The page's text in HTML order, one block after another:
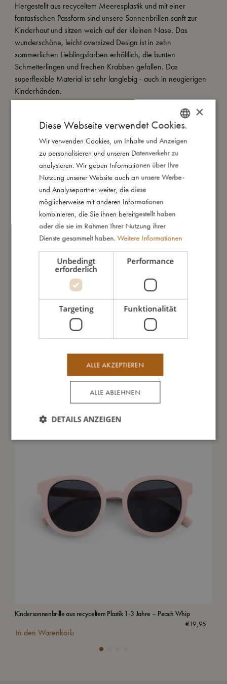
Hergestellt aus recyceltem Meeresplastik und mit einer
fantastischen Passform sind unsere Sonnenbrillen sanft zur
Kinderhaut und sitzen weich auf der kleinen Nase. Das
wunderschöne, leicht oversized Design ist in zehn
sommerlichen Lieblingsfarben erhältlich, die bunten
Schmetterlingen und frechen Krabben gefallen. Das
superflexible Material ist sehr langlebig - auch in neugierigen
Kinderhänden.
Darüber hinaus bieten Qualitätsgläser mit einem UV 400-Filter
Unsere Sonnenbrillen für die 1-3-Jährigen werden in einer
tollen Geschenkverpackung aus Papier aus nachhaltiger
Waldwirtschaft und einem multifunktionalen Mikrofaserbeutel
geliefert, der auch als Brillenputztuch verwendet werden kann.
So groß bin ich
So kannst Du mich pflegen
Das könnte dir auch gefallen
Kindersonnenbrille aus recyceltem Plastik 1-3 Jahre – Peach Whip
€19,95
In den Warenkorb
DANISH
ENGLISH
GERMAN
×
Diese Webseite verwendet Cookies.
Wir verwenden Cookies, um Inhalte und Anzeigen
zu personalisieren und unseren Datenverkehr zu
analysieren. Wir geben Informationen über Ihre
Nutzung unserer Website auch an unsere Werbe-
und Analysepartner weiter, die diese
möglicherweise mit anderen Informationen
kombinieren, die Sie ihnen bereitgestellt haben
oder die sie im Rahmen Ihrer Nutzung ihrer
Dienste gesammelt haben. Weitere Informationen
Unbedingt
erforderlich
Performance
Targeting Funktionalität
ALLE AKZEPTIEREN
ALLE ABLEHNEN
DETAILS ANZEIGEN